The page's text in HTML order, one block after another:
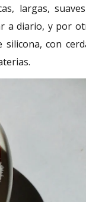
largas,
a diario, y por
con